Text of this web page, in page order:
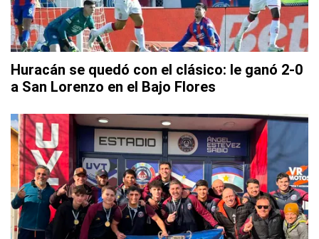
Huracán se quedó con el clásico: le ganó 2-0
a San Lorenzo en el Bajo Flores